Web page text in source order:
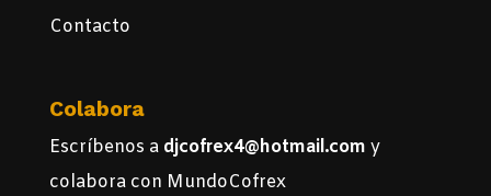
Contacto
Colabora
Escríbenos a djcofrex4@hotmail.com y
colabora con MundoCofrex